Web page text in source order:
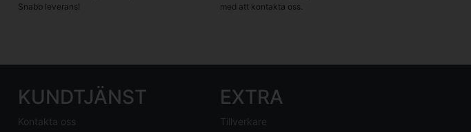
Snabb leverans!
med att kontakta oss.
KUNDTJÄNST
Kontakta oss
EXTRA
Tillverkare